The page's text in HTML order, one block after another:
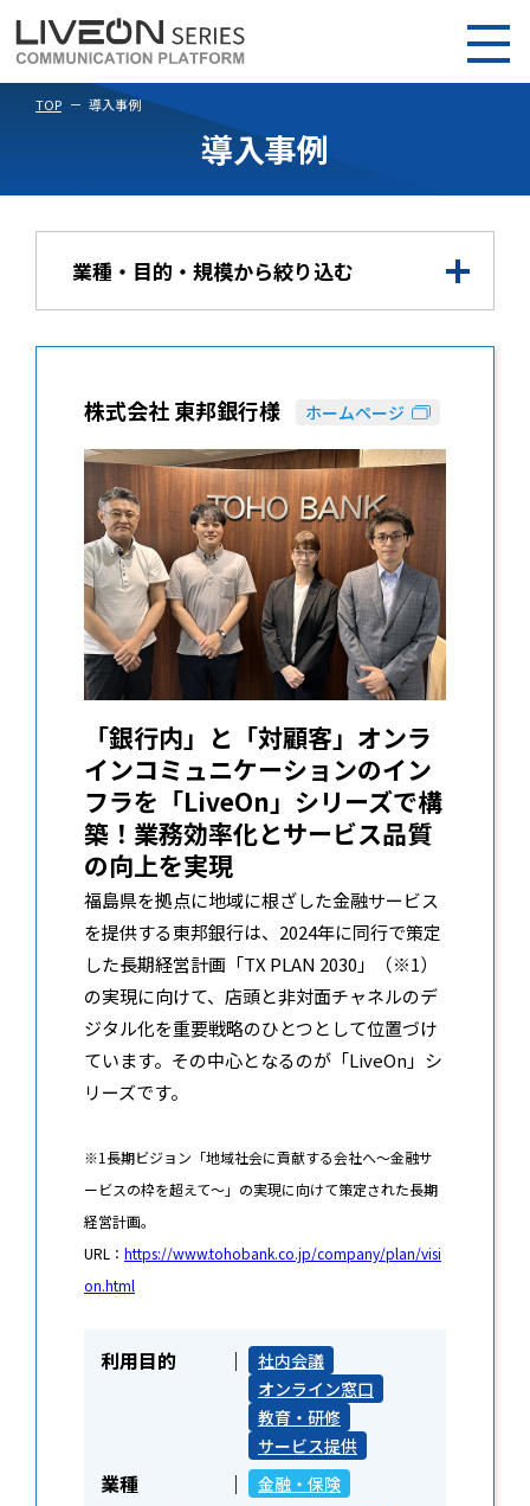
TOP 導入事例
導入事例
業種・目的・規模から絞り込む
株式会社 東邦銀行様 ホームページ
「銀行内」と「対顧客」オンラ
インコミュニケーションのイン
フラを「LiveOn」シリーズで構
築！業務効率化とサービス品質
の向上を実現
福島県を拠点に地域に根ざした金融サービス
を提供する東邦銀行は、2024年に同行で策定
した長期経営計画「TX PLAN 2030」（※1）
の実現に向けて、店頭と非対面チャネルのデ
ジタル化を重要戦略のひとつとして位置づけ
ています。その中心となるのが「LiveOn」シ
リーズです。
※1長期ビジョン「地域社会に貢献する会社へ～金融サ
ービスの枠を超えて～」の実現に向けて策定された長期
経営計画。
URL： https://www.tohobank.co.jp/company/plan/visi
on.html
利用目的
社内会議
オンライン窓口
教育・研修
サービス提供
業種 金融・保険